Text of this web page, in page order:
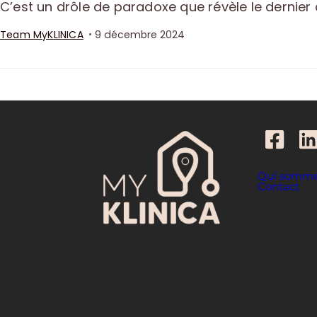
C’est un drôle de paradoxe que révèle le
Team MyKLINICA 9 décembre 2024
Qui
Contact